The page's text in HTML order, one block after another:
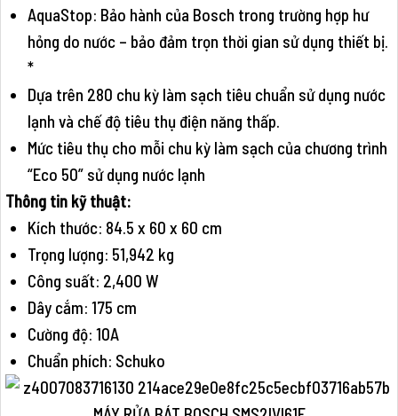
AquaStop: Bảo hành của Bosch trong trường hợp hư
hỏng do nước – bảo đảm trọn thời gian sử dụng thiết bị.
*
Dựa trên 280 chu kỳ làm sạch tiêu chuẩn sử dụng nước
lạnh và chế độ tiêu thụ điện năng thấp.
Mức tiêu thụ cho mỗi chu kỳ làm sạch của chương trình
“Eco 50” sử dụng nước lạnh
Thông tin kỹ thuật:
Kích thước: 84.5 x 60 x 60 cm
Trọng lượng: 51,942 kg
Công suất: 2,400 W
Dây cắm: 175 cm
Cường độ: 10A
Chuẩn phích: Schuko